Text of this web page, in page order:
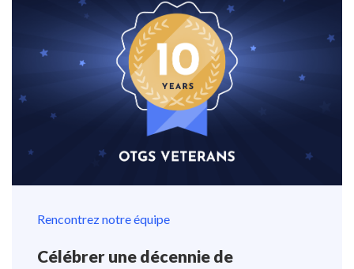
Rencontrez notre équipe
Célébrer une décennie de